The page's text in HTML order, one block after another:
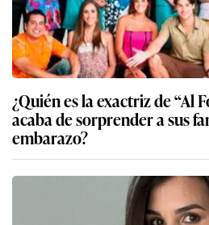
¿Quién es la exactriz de “Al
acaba de sorprender a sus
embarazo?